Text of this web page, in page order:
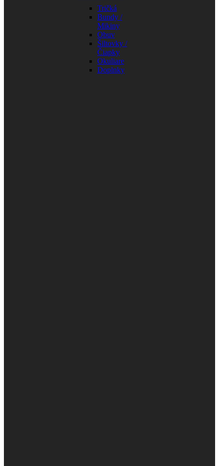
Tričká
Bundy /
Mikiny
Obuv
Šiltovky /
Čiapky
Okuliare
Doplnky